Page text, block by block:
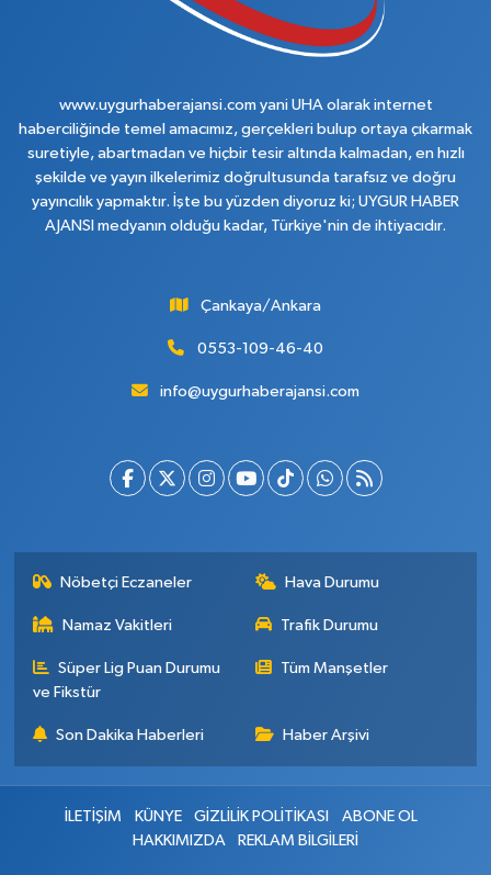
www.uygurhaberajansi.com yani UHA olarak internet
haberciliğinde temel amacımız, gerçekleri bulup ortaya çıkarmak
suretiyle, abartmadan ve hiçbir tesir altında kalmadan, en hızlı
şekilde ve yayın ilkelerimiz doğrultusunda tarafsız ve doğru
yayıncılık yapmaktır. İşte bu yüzden diyoruz ki; UYGUR HABER
AJANSI medyanın olduğu kadar, Türkiye'nin de ihtiyacıdır.
Çankaya/Ankara
0553-109-46-40
info@uygurhaberajansi.com
Nöbetçi Eczaneler Hava Durumu
Namaz Vakitleri Trafik Durumu
Süper Lig Puan Durumu
ve Fikstür
Tüm Manşetler
Son Dakika Haberleri Haber Arşivi
İLETİŞİM KÜNYE GİZLİLİK POLİTİKASI
ABONE OL
HAKKIMIZDA
REKLAM BİLGİLERİ